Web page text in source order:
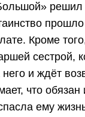
решил
Кроме
сестрой,
него и ждёт
что обязан
ему